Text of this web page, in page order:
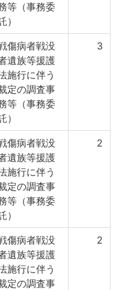
等（事務委
）
傷病者戦没
遺族等援護
施行に伴う
定の調査事
等（事務委
）
3
傷病者戦没
遺族等援護
施行に伴う
定の調査事
等（事務委
）
2
傷病者戦没
遺族等援護
施行に伴う
定の調査事
2